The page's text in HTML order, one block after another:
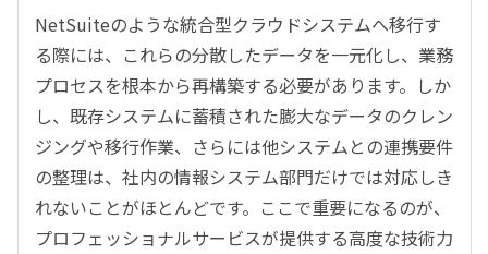
NetSuiteのような統合型クラウドシステムへ移行す
る際には、これらの分散したデータを一元化し、業務
プロセスを根本から再構築する必要があります。しか
し、既存システムに蓄積された膨大なデータのクレン
ジングや移行作業、さらには他システムとの連携要件
の整理は、社内の情報システム部門だけでは対応しき
れないことがほとんどです。ここで重要になるのが、
プロフェッショナルサービスが提供する高度な技術力